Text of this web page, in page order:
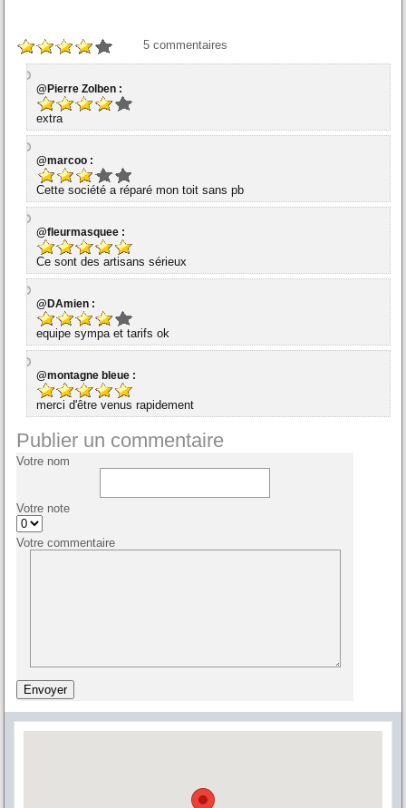
5 commentaires
@Pierre Zolben :
extra
@marcoo :
Cette société a réparé mon toit sans pb
@fleurmasquee :
Ce sont des artisans sérieux
@DAmien :
equipe sympa et tarifs ok
@montagne bleue :
merci d'être venus rapidement
Publier un commentaire
Votre nom
Votre note
Votre commentaire